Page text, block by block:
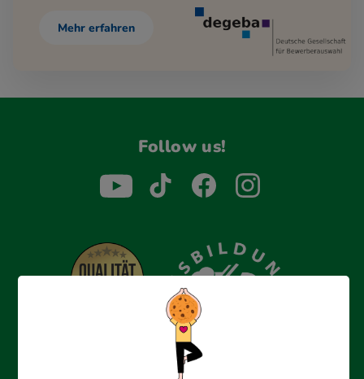
Mehr erfahren
Follow us!
Erfolgreich bewerben mit Ausbildungspark: Wir